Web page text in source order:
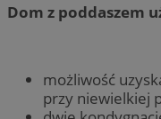
Dom z poddaszem
możliwość
przy niewielkiej